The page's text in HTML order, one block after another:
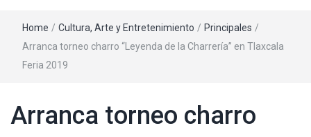
Home / Cultura, Arte y Entretenimiento / Principales /
Arranca torneo charro “Leyenda de la Charrería” en Tlaxcala
Feria 2019
Arranca torneo charro